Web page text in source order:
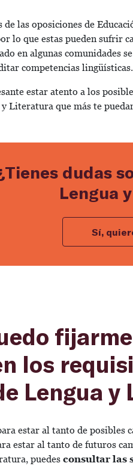
las oposiciones de
lo que estas pueden sufrir
en algunas comunidades
competencias lingüísticas.
estar atento a los
Literatura que más te
dudas
Lengua
Sí,
los
Lengua y
estar al tanto de posibles
estar al tanto de futuros
puedes consultar las